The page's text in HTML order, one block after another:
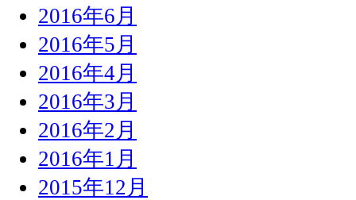
2016年6月
2016年5月
2016年4月
2016年3月
2016年2月
2016年1月
2015年12月